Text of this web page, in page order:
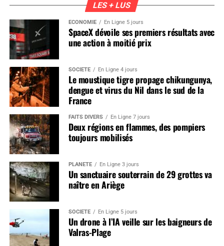
LES + LUS
ÉCONOMIE En Ligne 5 jours
SpaceX dévoile ses premiers résultats avec
une action à moitié prix
SOCIÉTÉ En Ligne 4 jours
Le moustique tigre propage chikungunya,
dengue et virus du Nil dans le sud de la
France
FAITS DIVERS En Ligne 7 jours
Deux régions en flammes, des pompiers
toujours mobilisés
PLANÈTE En Ligne 3 jours
Un sanctuaire souterrain de 29 grottes va
naître en Ariège
SOCIÉTÉ En Ligne 5 jours
Un drone à l’IA veille sur les baigneurs de
Valras-Plage